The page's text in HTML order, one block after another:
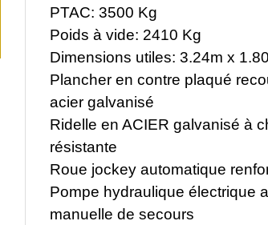
PTAC: 3500 Kg
Poids à vide: 2410 Kg
Dimensions utiles: 3.24m x
Plancher en contre plaqué
acier galvanisé
Ridelle en ACIER galvanisé à
résistante
Roue jockey automatique
Pompe hydraulique électrique
manuelle de secours